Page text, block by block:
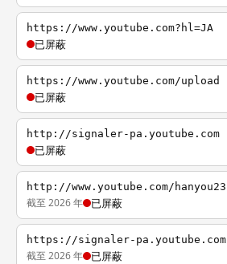
https://www.youtube.com?hl=JA
已屏蔽
https://www.youtube.com/upload
已屏蔽
http://signaler-pa.youtube.com
已屏蔽
http://www.youtube.com/hanyou23
截至 2026 年 已屏蔽
https://signaler-pa.youtube.com
截至 2026 年 已屏蔽